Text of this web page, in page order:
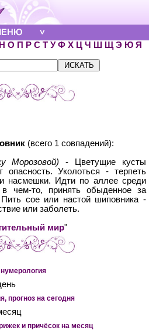
Н О П Р С Т У Ф Х Ц Ч Ш Щ Э Ю Я
(всего 1 совпадений):
Морозовой) - Цветущие кусты
опасность. Уколоться - терпеть
насмешки. Идти по аллее среди
чем-то, принять обыденное за
сое или настой шиповника -
или заболеть.
мир"
прогноз на сегодня
и причёсок на месяц